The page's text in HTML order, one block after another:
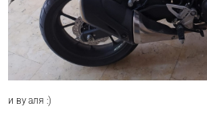
и ву аля :)